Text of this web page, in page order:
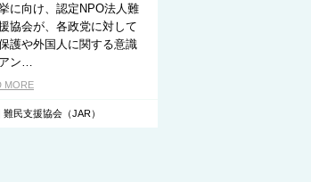
に向け、認定NPO法人難
協会が、各政党に対して
護や外国人に関する意識
ン…
MORE
難民支援協会（JAR）